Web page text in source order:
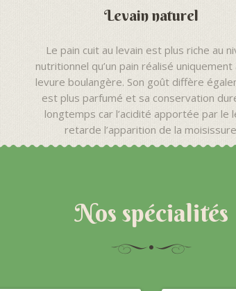
Levain naturel
Le pain cuit au levain est plus riche au
nutritionnel qu’un pain réalisé uniquement
levure boulangère. Son goût diffère
est plus parfumé et sa conservation
longtemps car l’acidité apportée par le
retarde l’apparition de la
Nos spécialités